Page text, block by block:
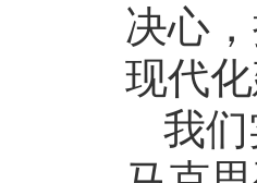
决心
现代化
我